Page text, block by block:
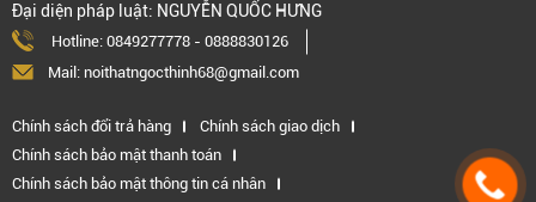
Đại diện pháp luật: NGUYỄN QUỐC HƯNG
Hotline: 0849277778 - 0888830126
Mail: noithatngocthinh68@gmail.com
Chính sách đổi trả hàng
Chính sách giao dịch
Chính sách bảo mật thanh toán
Chính sách bảo mật thông tin cá nhân